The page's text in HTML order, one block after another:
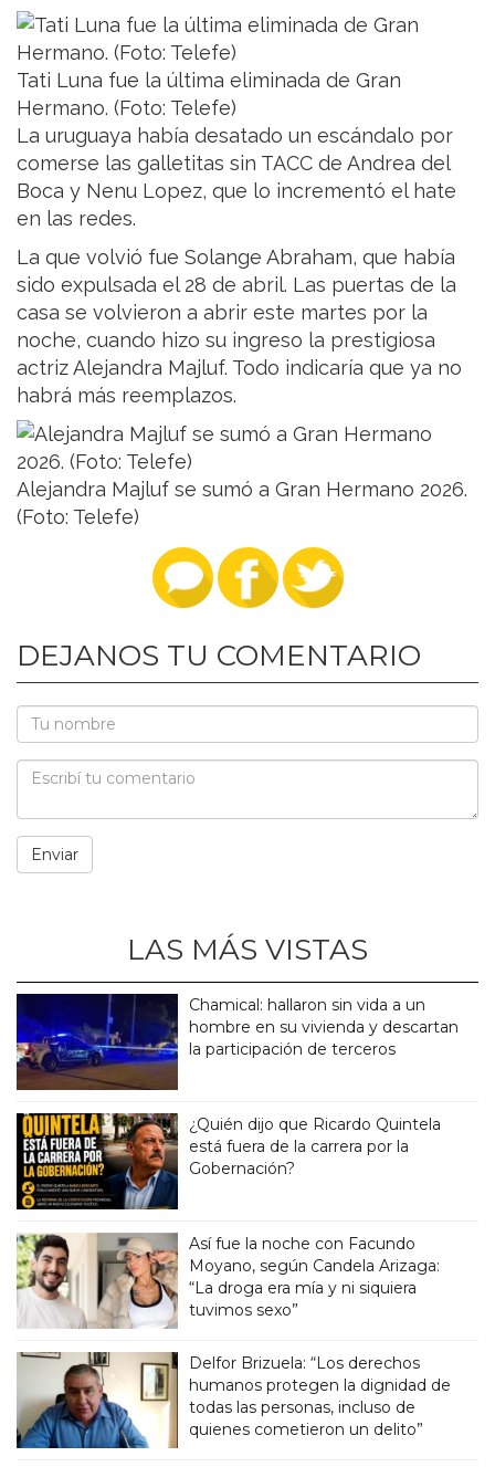
Tati Luna fue la última eliminada de Gran
Hermano. (Foto: Telefe)
La uruguaya había desatado un escándalo por
comerse las galletitas sin TACC de Andrea del
Boca y Nenu Lopez, que lo incrementó el hate
en las redes.
La que volvió fue Solange Abraham, que había
sido expulsada el 28 de abril. Las puertas de la
casa se volvieron a abrir este martes por la
noche, cuando hizo su ingreso la prestigiosa
actriz Alejandra Majluf. Todo indicaría que ya no
habrá más reemplazos.
Alejandra Majluf se sumó a Gran Hermano 2026.
(Foto: Telefe)
DEJANOS TU COMENTARIO
LAS MÁS VISTAS
Chamical: hallaron sin vida a un
hombre en su vivienda y descartan
la participación de terceros
¿Quién dijo que Ricardo Quintela
está fuera de la carrera por la
Gobernación?
Así fue la noche con Facundo
Moyano, según Candela Arizaga:
“La droga era mía y ni siquiera
tuvimos sexo”
Delfor Brizuela: “Los derechos
humanos protegen la dignidad de
todas las personas, incluso de
quienes cometieron un delito”